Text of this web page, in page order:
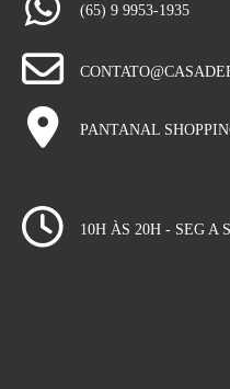
(65) 9 9953-1935
PANTANAL
10H ÀS 20H - SEG A